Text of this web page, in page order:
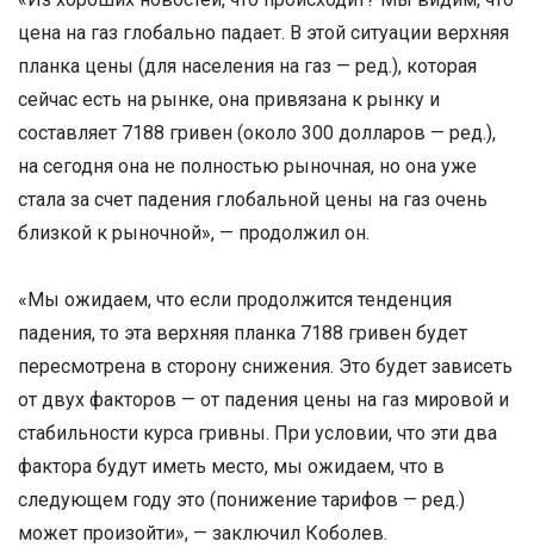
цена на газ глобально падает. В этой ситуации верхняя
планка цены (для населения на газ — ред.), которая
сейчас есть на рынке, она привязана к рынку и
составляет 7188 гривен (около 300 долларов — ред.),
на сегодня она не полностью рыночная, но она уже
стала за счет падения глобальной цены на газ очень
близкой к рыночной», — продолжил он.
«Мы ожидаем, что если продолжится тенденция
падения, то эта верхняя планка 7188 гривен будет
пересмотрена в сторону снижения. Это будет зависеть
от двух факторов — от падения цены на газ мировой и
стабильности курса гривны. При условии, что эти два
фактора будут иметь место, мы ожидаем, что в
следующем году это (понижение тарифов — ред.)
может произойти», — заключил Коболев.